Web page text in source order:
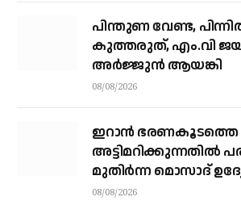
പിന്തുണ വേണ്ട,
കുത്തരുത്, എം.വി
അർജ്ജുൻ ആയങ്കി
08/08/2026
ഇറാന്‍ ഭരണകൂടത്തെ
അട്ടിമറിക്കുന്നതില്‍
മുതിര്‍ന്ന മൊസാദ്
പിരിച്ചുവിട്ടു
08/08/2026